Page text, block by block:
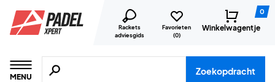
Rackets
adviesgids
Favorieten
(0)
0
Winkelwagentje
MENU
Zoeken naar producten, merken etc.
Zoekopdracht